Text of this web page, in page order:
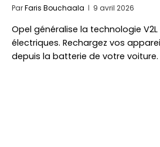
ParFaris Bouchaala 9 avril 2026
Opel généralise la technologie
électriques. Rechargez vos
depuis la batterie de votre voiture.